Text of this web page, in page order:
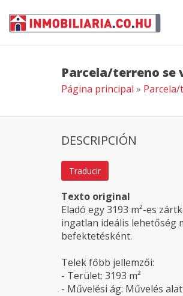
Parcela/terreno se
Página principal »
DESCRIPCIÓN
Traducir
Texto original
Eladó egy 3193 m²-es
ingatlan ideális lehetőség
befektetésként.
Telek főbb jellemzői:
- Terület: 3193 m²
- Művelési ág: Művelés